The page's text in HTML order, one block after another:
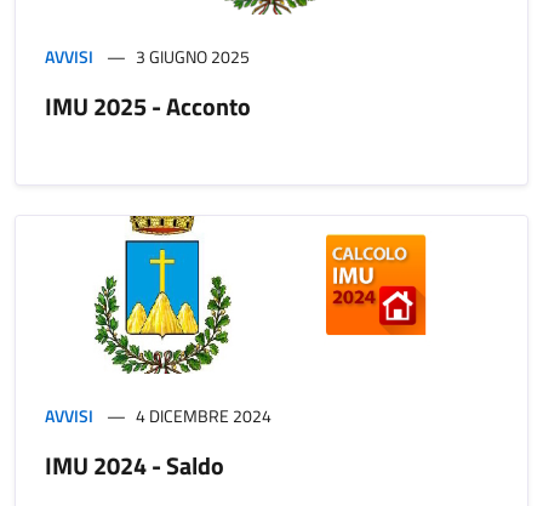
AVVISI 3 GIUGNO 2025
IMU 2025 - Acconto
AVVISI 4 DICEMBRE 2024
IMU 2024 - Saldo